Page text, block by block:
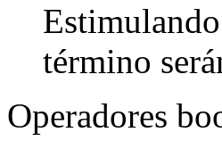
término
Operadores